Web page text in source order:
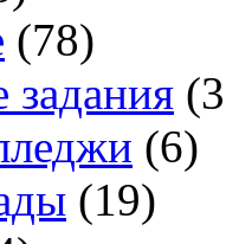
(78)
(6)
(19)